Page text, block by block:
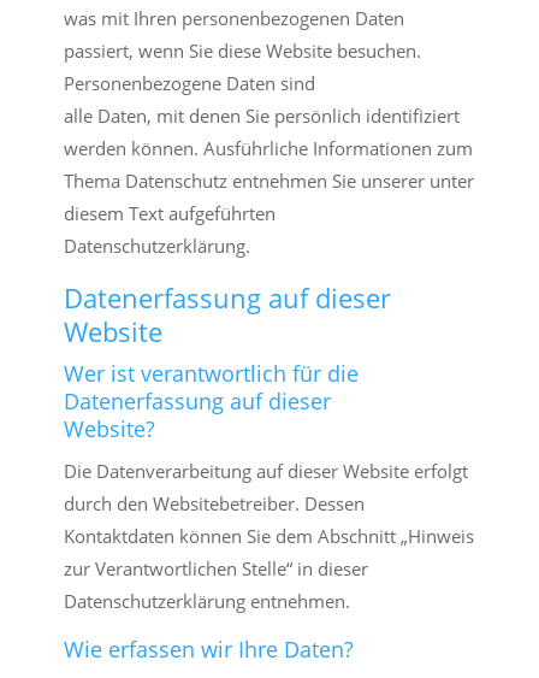
was mit Ihren personenbezogenen Daten
passiert, wenn Sie diese Website besuchen.
Personenbezogene Daten sind
alle Daten, mit denen Sie persönlich identifiziert
werden können. Ausführliche Informationen zum
Thema Datenschutz entnehmen Sie unserer unter
diesem Text aufgeführten
Datenschutzerklärung.
Datenerfassung auf dieser
Website
Wer ist verantwortlich für die
Datenerfassung auf dieser
Website?
Die Datenverarbeitung auf dieser Website erfolgt
durch den Websitebetreiber. Dessen
Kontaktdaten können Sie dem Abschnitt „Hinweis
zur Verantwortlichen Stelle“ in dieser
Datenschutzerklärung entnehmen.
Wie erfassen wir Ihre Daten?